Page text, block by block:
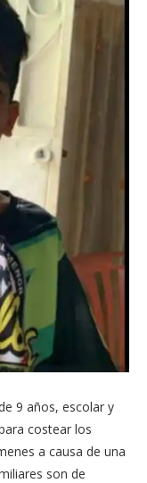
9 años, escolar y
costear los
a causa de una
son de